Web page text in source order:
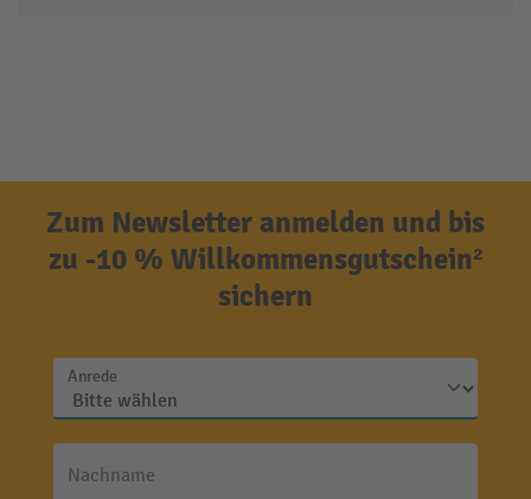
Zum Newsletter anmelden und bis
zu -10 % Willkommensgutschein²
sichern
Anrede
Nachname